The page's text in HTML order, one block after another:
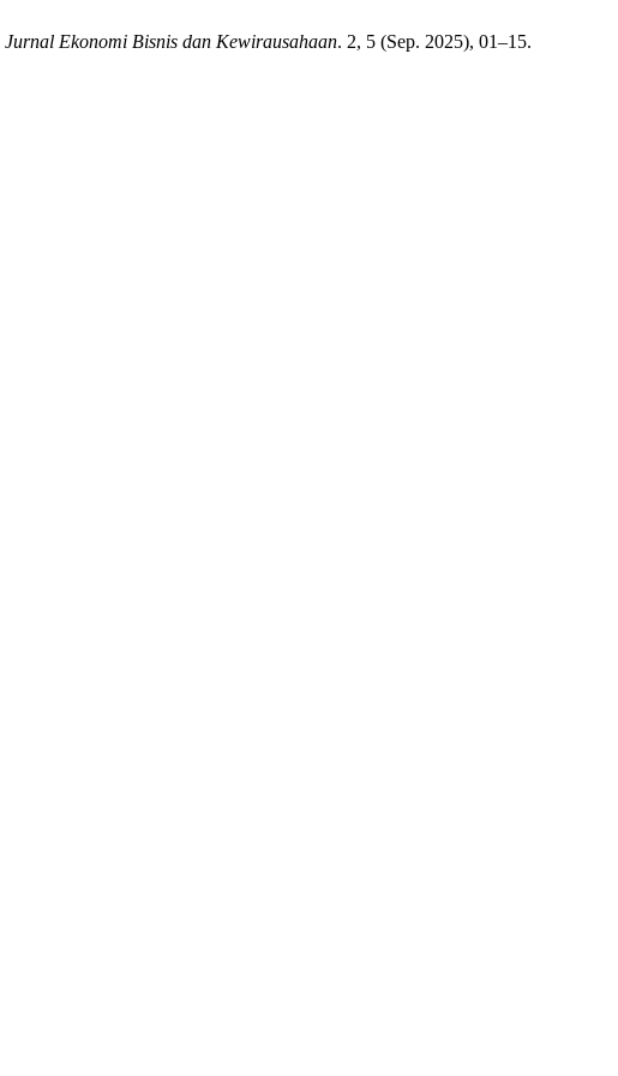
Jurnal Ekonomi Bisnis dan Kewirausahaan. 2, 5 (Sep. 2025), 01–15.